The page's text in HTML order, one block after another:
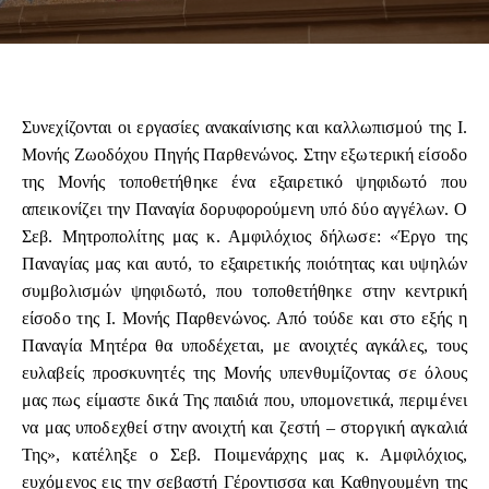
Συνεχίζονται οι εργασίες ανακαίνισης και καλλωπισμού της Ι.
Μονής Ζωοδόχου Πηγής Παρθενώνος. Στην εξωτερική είσοδο
της Μονής τοποθετήθηκε ένα εξαιρετικό ψηφιδωτό που
απεικονίζει την Παναγία δορυφορούμενη υπό δύο αγγέλων. Ο
Σεβ. Μητροπολίτης μας κ. Αμφιλόχιος δήλωσε: «Έργο της
Παναγίας μας και αυτό, το εξαιρετικής ποιότητας και υψηλών
συμβολισμών ψηφιδωτό, που τοποθετήθηκε στην κεντρική
είσοδο της Ι. Μονής Παρθενώνος. Από τούδε και στο εξής η
Παναγία Μητέρα θα υποδέχεται, με ανοιχτές αγκάλες, τους
ευλαβείς προσκυνητές της Μονής υπενθυμίζοντας σε όλους
μας πως είμαστε δικά Της παιδιά που, υπομονετικά, περιμένει
να μας υποδεχθεί στην ανοιχτή και ζεστή – στοργική αγκαλιά
Της», κατέληξε ο Σεβ. Ποιμενάρχης μας κ. Αμφιλόχιος,
ευχόμενος εις την σεβαστή Γέροντισσα και Καθηγουμένη της